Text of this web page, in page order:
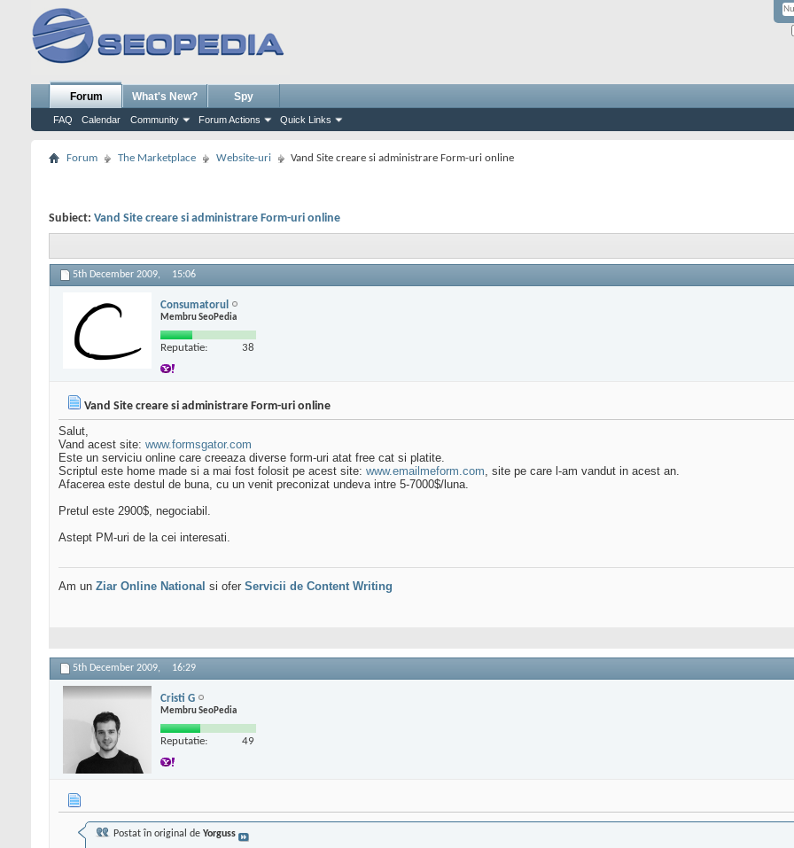
Forum
FAQ Calendar Community Forum Actions Quick Links
What's New? Spy
Forum The Marketplace Website-uri Vand Site creare si administrare Form-uri online
Subiect: Vand Site creare si administrare Form-uri online
5th December 2009, 15:06
Consumatorul
Membru SeoPedia
Reputatie: 38
Vand Site creare si administrare Form-uri online
Salut,
Vand acest site: www.formsgator.com
Este un serviciu online care creeaza diverse form-uri atat free cat si platite.
Scriptul este home made si a mai fost folosit pe acest site: www.emailmeform.com, site pe care l-am vandut in acest an.
Afacerea este destul de buna, cu un venit preconizat undeva intre 5-7000$/luna.
Pretul este 2900$, negociabil.
Astept PM-uri de la cei interesati.
Am un Ziar Online National si ofer Servicii de Content Writing
5th December 2009, 16:29
Cristi G
Membru SeoPedia
Reputatie: 49
Postat în original de Yorguss